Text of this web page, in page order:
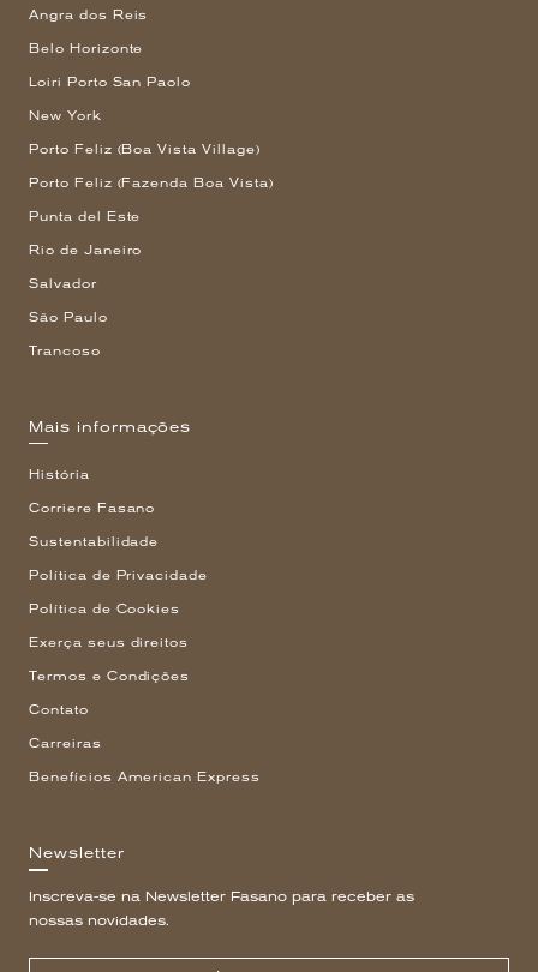
Angra dos Reis
Belo Horizonte
Loiri Porto San Paolo
New York
Porto Feliz (Boa Vista Village)
Porto Feliz (Fazenda Boa Vista)
Punta del Este
Rio de Janeiro
Salvador
São Paulo
Trancoso
Mais informações
História
Corriere Fasano
Sustentabilidade
Política de Privacidade
Política de Cookies
Exerça seus direitos
Termos e Condições
Contato
Carreiras
Benefícios American Express
Newsletter
Inscreva-se na Newsletter Fasano para receber as
nossas novidades.